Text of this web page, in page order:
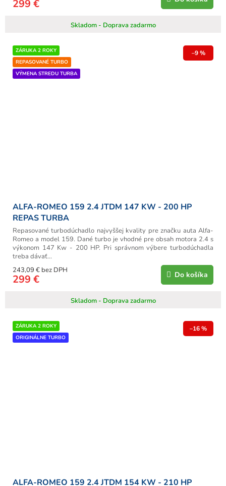
Skladom - Doprava zadarmo
299 €
ZÁRUKA 2 ROKY
REPASOVANÉ TURBO
VÝMENA STREDU TURBA
–9 %
ALFA-ROMEO 159 2.4 JTDM 147 KW - 200 HP
REPAS TURBA
Skladom - Doprava zadarmo
243,09 € bez DPH
299 € Do košíka
Repasované turbodúchadlo najvyššej kvality pre značku auta Alfa-
Romeo a model 159. Dané turbo je vhodné pre obsah motora 2.4 s
výkonom 147 Kw - 200 HP. Pri správnom výbere turbodúchadla
treba dávať...
ZÁRUKA 2 ROKY
ORIGINÁLNE TURBO
–16 %
ALFA-ROMEO 159 2.4 JTDM 154 KW - 210 HP